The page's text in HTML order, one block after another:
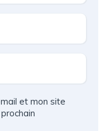
et mon site